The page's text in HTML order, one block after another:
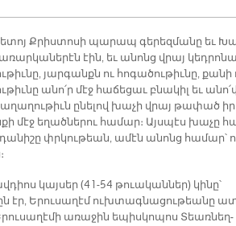
Քրիս­տո­սի պա­րապ գե­րեզ­մա­նը եւ
էին, եւ ա­նոնց վրայ
յար­գանքն ու հո­գա­ծու­թիւ­նը, քա­նի
ա­նո՛ր մէջ հա­ճե­ցաւ բնա­կիլ եւ ա­նո՛վ
ը­նե­լով խա­չի վրայ թա­փած
մէջ ե­ղած­նե­րու հա­մար։ Այս­պէս խա­չը
փրկու­թեան, ա­մէն ա­նոնց հա­մար՝
կայ­սեր (41-54 թուա­կան­ներ) կի­նը՝
էր, Ե­րու­սա­ղէմ ուխ­տագ­նա­ցու­թեա­նը
ա­ռա­ջին ե­պիս­կո­պոս Տեառ­նեղ­